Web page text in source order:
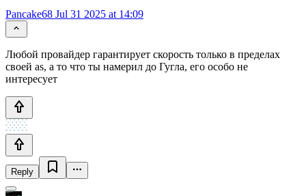
Pancake68 Jul 31 2025 at 14:09
Любой провайдер гарантирует скорость только в пределах
своей as, а то что ты намерил до Гугла, его особо не
интересует
Reply